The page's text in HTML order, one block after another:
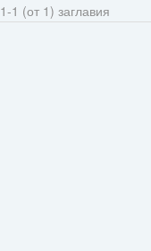
1-1 (от 1) заглавия